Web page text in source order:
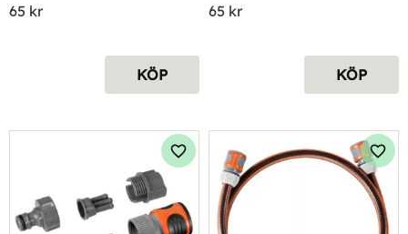
65 kr
KÖP
65 kr
KÖP
Lägg till i favoriter